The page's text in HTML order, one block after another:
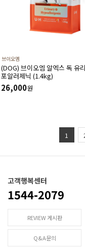
브이오엠
(DOG) 브이오엠 알엑스 독 유
포알러제닉 (1.4kg)
26,000원
1
고객행복센터
1544-2079
REVIEW 게시판
Q&A문의